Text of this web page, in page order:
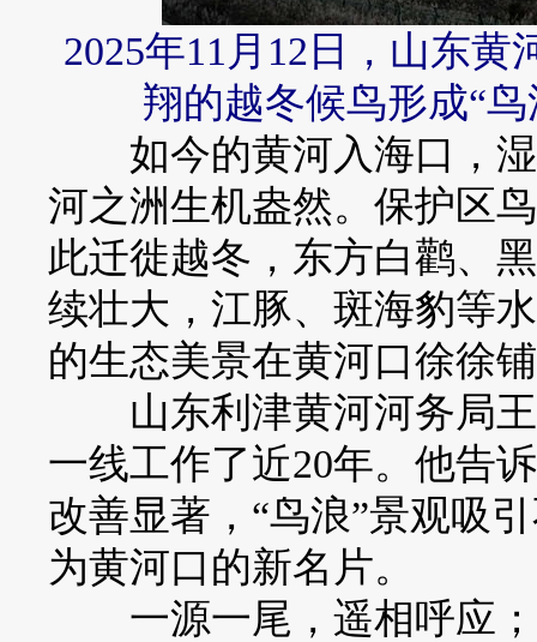
2025年11月12日，山东
翔的越冬候鸟形成“
如今的黄河入海口，湿
河之洲生机盎然。保护区
此迁徙越冬，东方白鹳、
续壮大，江豚、斑海豹等
的生态美景在黄河口徐徐
山东利津黄河河务局王
一线工作了近20年。他告
改善显著，“鸟浪”景观吸
为黄河口的新名片。
一源一尾，遥相呼应；